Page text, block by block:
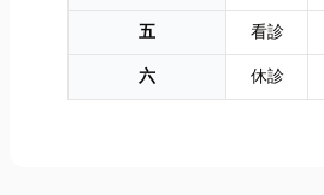
五
看診
六
休診